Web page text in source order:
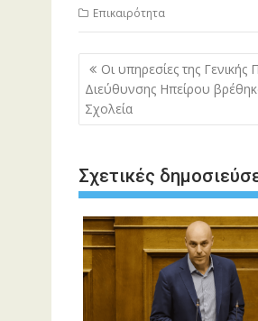
Επικαιρότητα
Πλοήγηση
άρθρων
Οι υπηρεσίες της Γενικής
Διεύθυνσης Ηπείρου
Σχολεία
Σχετικές